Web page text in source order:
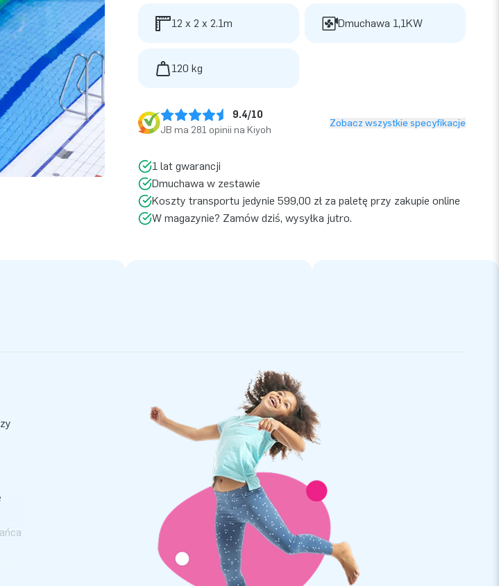
12 x 2 x 2.1m Dmuchawa 1,1KW
120 kg
9.4/10
JB ma 281 opinii na Kiyoh
Zobacz wszystkie specyfikacje
1 lat gwarancji
Dmuchawa w zestawie
Koszty transportu jedynie 599,00 zł za paletę przy zakupie online
W magazynie? Zamów dziś, wysyłka jutro.